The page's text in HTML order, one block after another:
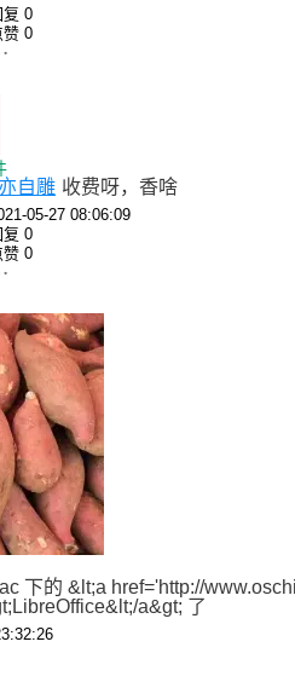
复 0
赞 0
自雕 收费呀，香啥
05-27 08:06:09
复 0
赞 0
下的 &lt;a href='http://
a&gt; 了